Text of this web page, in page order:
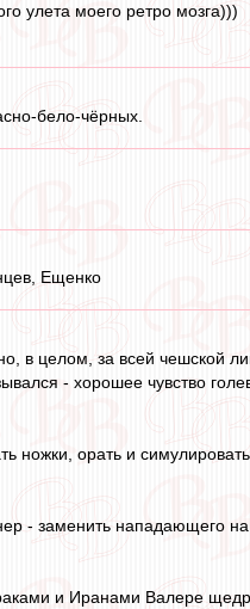
улета моего ретро мозга)))
бело-чёрных.
Ещенко
в целом, за всей чешской
- хорошее чувство
ножки, орать и
- заменить нападающего
и Иранами Валере